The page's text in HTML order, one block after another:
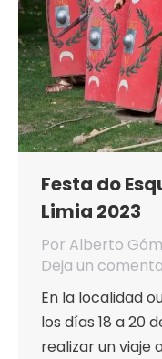
Festa do
Limia 2023
Por Alberto
Deja un
En la localidad
los días 18 a 20
realizar un viaje